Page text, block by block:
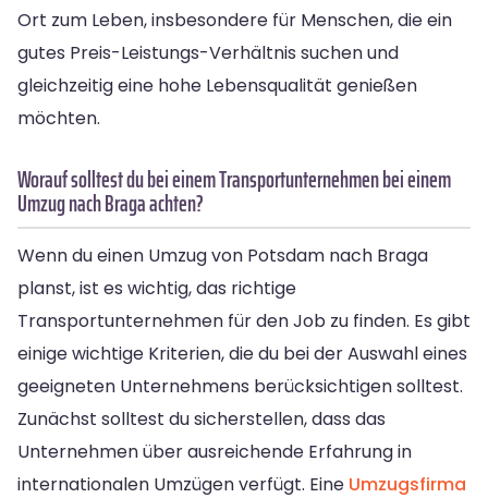
Ort zum Leben, insbesondere für Menschen, die ein
gutes Preis-Leistungs-Verhältnis suchen und
gleichzeitig eine hohe Lebensqualität genießen
möchten.
Worauf solltest du bei einem Transportunternehmen bei einem
Umzug nach Braga achten?
Wenn du einen Umzug von Potsdam nach Braga
planst, ist es wichtig, das richtige
Transportunternehmen für den Job zu finden. Es gibt
einige wichtige Kriterien, die du bei der Auswahl eines
geeigneten Unternehmens berücksichtigen solltest.
Zunächst solltest du sicherstellen, dass das
Unternehmen über ausreichende Erfahrung in
internationalen Umzügen verfügt. Eine Umzugsfirma